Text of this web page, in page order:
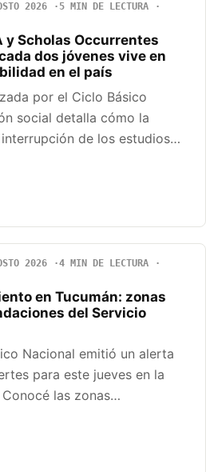
2026
5 MIN DE LECTURA
y Scholas Occurrentes
dos jóvenes vive en
en el país
por el Ciclo Básico
social detalla cómo la
de los estudios…
2026
4 MIN DE LECTURA
en Tucumán: zonas
del Servicio
Nacional emitió un alerta
para este jueves en la
las zonas…